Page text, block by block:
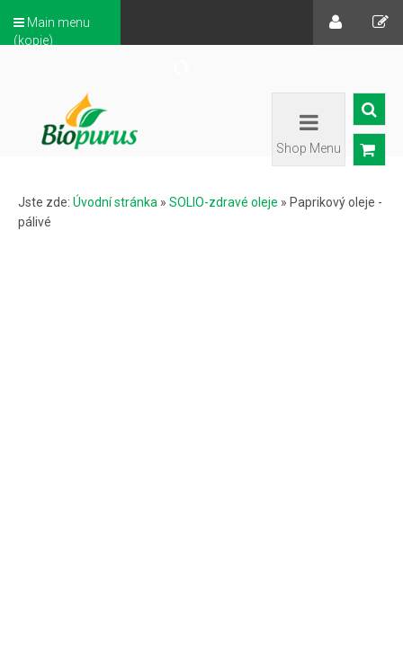
Main menu
(kopie)
Shop Menu
Jste zde: Úvodní stránka » SOLIO-zdravé oleje » Paprikový oleje -
pálivé